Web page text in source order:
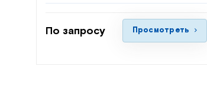
По запросу Просмотреть